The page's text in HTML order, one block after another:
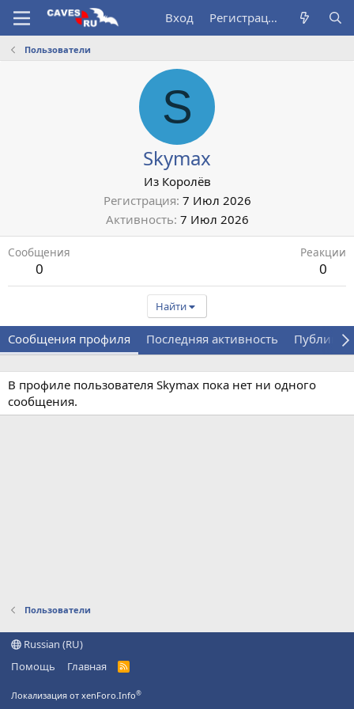
Вход Регистрация
Пользователи
S
Skymax
Из Королёв
Регистрация 7 Июл 2026
Активность 7 Июл 2026
Сообщения
0
Реакции
0
Найти
Сообщения профиля Последняя активность
В профиле пользователя Skymax пока нет ни одного
сообщения.
Пользователи
Russian (RU)
Помощь
Главная
R
Локализация от xenForo.Info®